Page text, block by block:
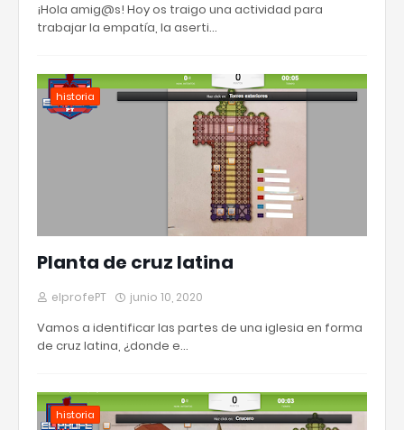
¡Hola amig@s! Hoy os traigo una actividad para
trabajar la empatía, la aserti…
historia
Planta de cruz latina
elprofePT junio 10, 2020
Vamos a identificar las partes de una iglesia en forma
de cruz latina, ¿donde e…
historia